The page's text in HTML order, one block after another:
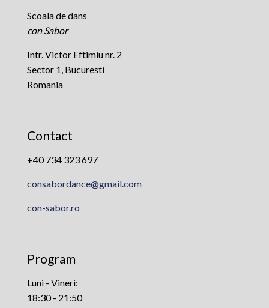
Scoala de dans
con Sabor
Intr. Victor Eftimiu nr. 2
Sector 1, Bucuresti
Romania
Contact
+40 734 323 697
consabordance@gmail.com
con-sabor.ro
Program
Luni - Vineri:
18:30 - 21:50